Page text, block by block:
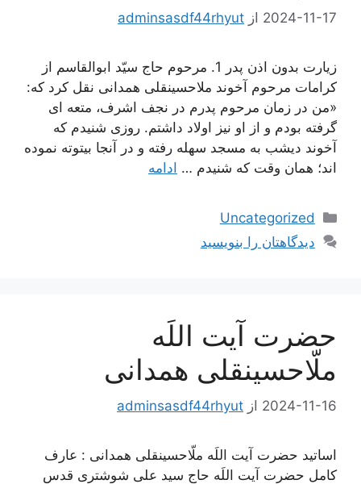
2024-11-17 از adminsasdf44rhyut
زیارت بدون اذن پدر 1. مرحوم حاج سيّد ابوالقاسم از
كرامات مرحوم آخوند ملاحسينقلى همدانى نقل كرد كه:
«من در زمان مرحوم پدرم در نجف اشرف، متعه‏ اى
گرفته بودم و از او نيز اولاد داشتم. روزى شنيدم كه
آخوند ديشب به مسجد سهله رفته و در آنجا بيتوته نموده‏
اند؛ همان وقت كه شنيدم … ادامه
دسته‌ها
Uncategorized
دیدگاهتان را بنویسید
حضرت آیت اللَه
ملّاحسینقلی همدانی
2024-11-16 از adminsasdf44rhyut
اساتید حضرت آیت اللَه ملّاحسینقلی همدانی : عارف
کامل حضرت آیت اللَه حاج سید علی شوشتری قدس